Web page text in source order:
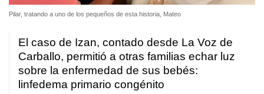
Pilar, tratando a uno de los pequeños de esta historia, Mateo
El caso de Izan, contado desde La Voz de
Carballo, permitió a otras familias echar luz
sobre la enfermedad de sus bebés:
linfedema primario congénito